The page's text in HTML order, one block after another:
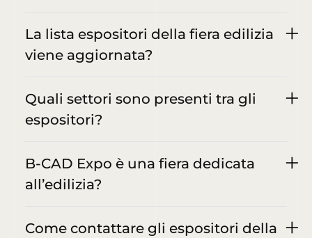
La lista espositori della fiera edilizia
viene aggiornata?
Quali settori sono presenti tra gli
espositori?
B-CAD Expo è una fiera dedicata
all’edilizia?
Come contattare gli espositori della